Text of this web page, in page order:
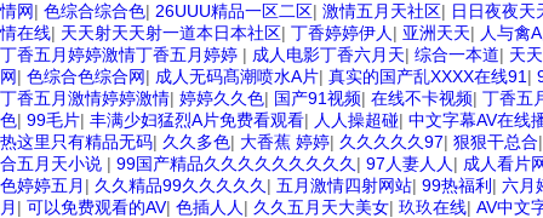
情网| 色综合综合色| 26UUU精品一区二区| 激情五月天社区| 日日夜夜天
情在线| 天天射天天射一道本日本社区| 丁香婷婷伊人 | 亚洲天天| 人与禽
丁香五月婷婷激情丁香五月婷婷 | 成人电影丁香六月天| 综合一本道| 天
网| 色综合色综合网| 成人无码髙潮喷水A片| 真实的国产乱XXXX在线91 |
丁香五月激情婷婷激情| 婷婷久久色| 国产91视频| 在线不卡视频| 丁香五
色| 99毛片| 丰满少妇猛烈A片免费看观看| 人人操超碰| 中文字幕AV在线
热这里只有精品无码| 久久多色| 大香蕉 婷婷| 久久久久久97| 狠狠干总合
合五月天小说 | 99国产精品久久久久久久久久久 | 97人妻人人 | 成人看片
色婷婷五月 | 久久精品99久久久久久 | 五月激情四射网站| 99热福利 | 六月
月 | 可以免费观看的AV| 色插人人 | 久久五月天大美女| 玖玖在线| AV中文